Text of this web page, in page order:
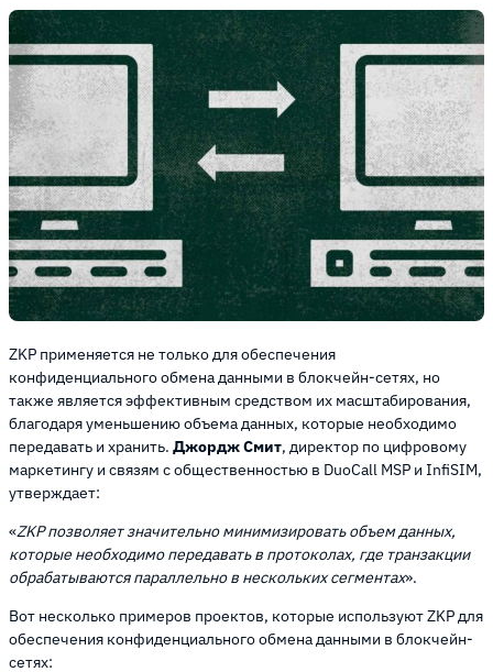
ZKP применяется не только для обеспечения
конфиденциального обмена данными в блокчейн-сетях, но
также является эффективным средством их масштабирования,
благодаря уменьшению объема данных, которые необходимо
передавать и хранить. Джордж Смит, директор по цифровому
маркетингу и связям с общественностью в DuoCall MSP и InfiSIM,
утверждает:
«ZKP позволяет значительно минимизировать объем данных,
которые необходимо передавать в протоколах, где транзакции
обрабатываются параллельно в нескольких сегментах».
Вот несколько примеров проектов, которые используют ZKP для
обеспечения конфиденциального обмена данными в блокчейн-
сетях: